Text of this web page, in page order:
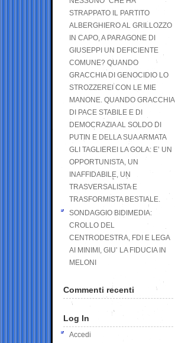
STRAPPATO IL PARTITO
ALBERGHIERO AL GRILLOZZO
IN CAPO, A PARAGONE DI
GIUSEPPI UN DEFICIENTE
COMUNE? QUANDO
GRACCHIA DI GENOCIDIO LO
STROZZEREI CON LE MIE
MANONE. QUANDO GRACCHIA
DI PACE STABILE E DI
DEMOCRAZIA AL SOLDO DI
PUTIN E DELLA SUA ARMATA
GLI TAGLIEREI LA GOLA: E’ UN
OPPORTUNISTA, UN
INAFFIDABILE, UN
TRASVERSALISTA E
TRASFORMISTA BESTIALE.
SONDAGGIO BIDIMEDIA:
CROLLO DEL
CENTRODESTRA, FDI E LEGA
AI MINIMI, GIU’ LA FIDUCIA IN
MELONI
Commenti recenti
Log In
Accedi